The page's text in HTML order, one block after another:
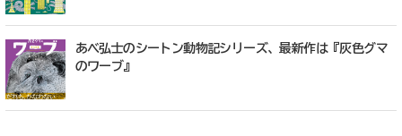
あべ弘士のシートン動物記シリーズ、最新作は『灰色グマ
のワーブ』